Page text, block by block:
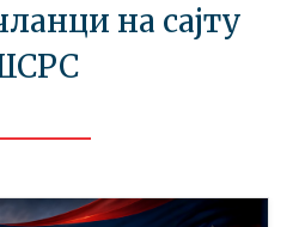
на сајту